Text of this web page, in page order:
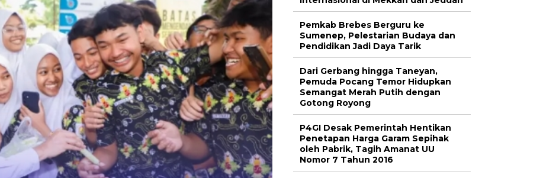
Pemkab Brebes Berguru ke
Sumenep, Pelestarian Budaya dan
Pendidikan Jadi Daya Tarik
Dari Gerbang hingga Taneyan,
Pemuda Pocang Temor Hidupkan
Semangat Merah Putih dengan
Gotong Royong
P4GI Desak Pemerintah Hentikan
Penetapan Harga Garam Sepihak
oleh Pabrik, Tagih Amanat UU
Nomor 7 Tahun 2016